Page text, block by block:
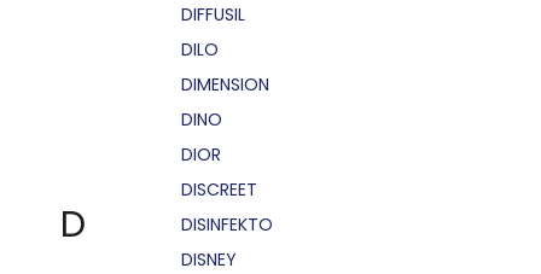
D
DIFFUSIL
DILO
DIMENSION
DINO
DIOR
DISCREET
DISINFEKTO
DISNEY